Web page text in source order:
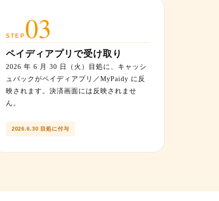
STEP 03
ペイディアプリで受け取り
2026 年 6 月 30 日（火）目処に、キャッシ
ュバックがペイディアプリ／MyPaidy に反
映されます。決済画面には反映されませ
ん。
2026.6.30 目処に付与